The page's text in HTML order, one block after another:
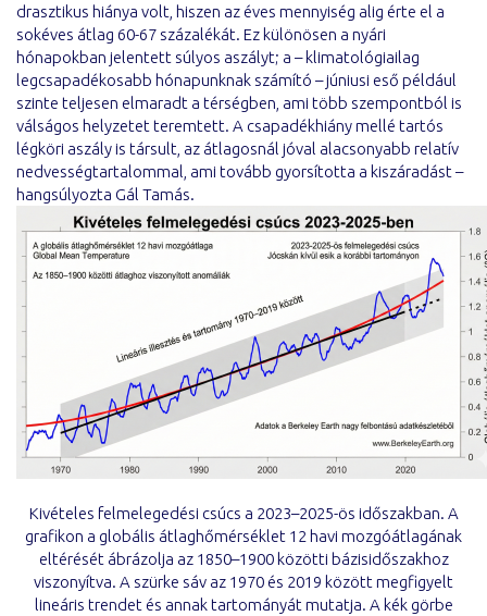
drasztikus hiánya volt, hiszen az éves mennyiség alig érte el a
sokéves átlag 60-67 százalékát. Ez különösen a nyári
hónapokban jelentett súlyos aszályt; a – klimatológiailag
legcsapadékosabb hónapunknak számító – júniusi eső például
szinte teljesen elmaradt a térségben, ami több szempontból is
válságos helyzetet teremtett. A csapadékhiány mellé tartós
légköri aszály is társult, az átlagosnál jóval alacsonyabb relatív
nedvességtartalommal, ami tovább gyorsította a kiszáradást –
hangsúlyozta Gál Tamás.
Kivételes felmelegedési csúcs a 2023–2025-ös időszakban. A
grafikon a globális átlaghőmérséklet 12 havi mozgóátlagának
eltérését ábrázolja az 1850–1900 közötti bázisidőszakhoz
viszonyítva. A szürke sáv az 1970 és 2019 között megfigyelt
lineáris trendet és annak tartományát mutatja. A kék görbe